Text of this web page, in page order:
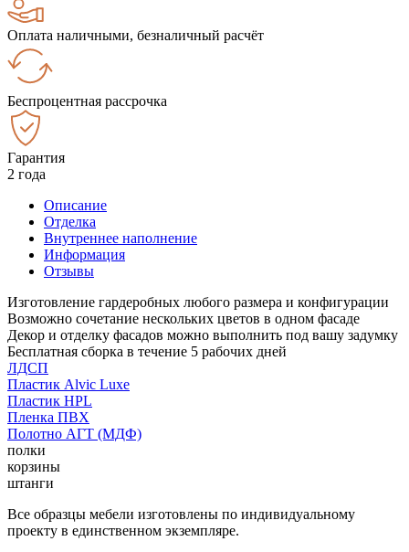
Оплата наличными, безналичный расчёт
Беспроцентная рассрочка
Гарантия
2 года
Описание
Отделка
Внутреннее наполнение
Информация
Отзывы
Изготовление гардеробных любого размера и конфигурации
Возможно сочетание нескольких цветов в одном фасаде
Декор и отделку фасадов можно выполнить под вашу задумку
Бесплатная сборка в течение 5 рабочих дней
ЛДСП
Пластик Alvic Luxe
Пластик HPL
Пленка ПВХ
Полотно АГТ (МДФ)
полки
корзины
штанги
Все образцы мебели изготовлены по индивидуальному
проекту в единственном экземпляре.